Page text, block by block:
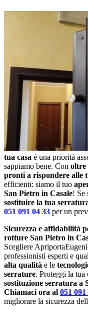
tua casa è una priorità
sappiamo bene. Con oltre
pronti a rispondere alle
efficienti: siamo il tuo
San Pietro in Casale! Se
sostituire la tua
051 091 04 33 per un
Sicurezza e affidabilità
rotture San Pietro in
Scegliere
professionisti esperti e
alta qualità e le
serrature. Proteggi la tua
sostituzione serratura a
Chiamaci ora al 051 091
migliorare la sicurezza